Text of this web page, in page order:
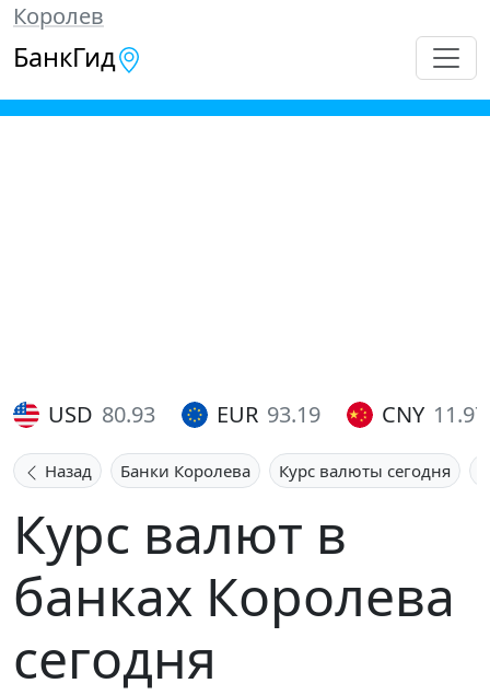
Королев
БанкГид
USD 80.93 EUR 93.19 CNY 11.97
Назад Банки Королева Курс валюты сегодня
Курс валют в
банках Королева
сегодня